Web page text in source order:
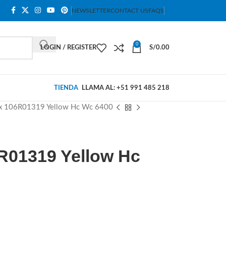
NEWSLETTERCONTACT USFAQS
LOGIN / REGISTER
0
S/0.00
TIENDA LLAMA AL: +51 991 485 218
106R01319 Yellow Hc Wc 6400
Yellow Hc